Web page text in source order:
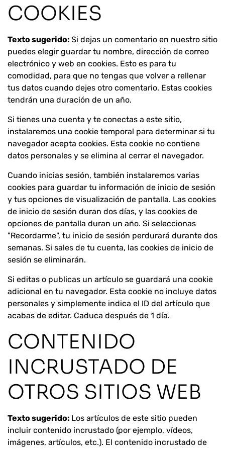
COOKIES
Texto sugerido: Si dejas un comentario en nuestro sitio
puedes elegir guardar tu nombre, dirección de correo
electrónico y web en cookies. Esto es para tu
comodidad, para que no tengas que volver a rellenar
tus datos cuando dejes otro comentario. Estas cookies
tendrán una duración de un año.
Si tienes una cuenta y te conectas a este sitio,
instalaremos una cookie temporal para determinar si tu
navegador acepta cookies. Esta cookie no contiene
datos personales y se elimina al cerrar el navegador.
Cuando inicias sesión, también instalaremos varias
cookies para guardar tu información de inicio de sesión
y tus opciones de visualización de pantalla. Las cookies
de inicio de sesión duran dos días, y las cookies de
opciones de pantalla duran un año. Si seleccionas
"Recordarme", tu inicio de sesión perdurará durante dos
semanas. Si sales de tu cuenta, las cookies de inicio de
sesión se eliminarán.
Si editas o publicas un artículo se guardará una cookie
adicional en tu navegador. Esta cookie no incluye datos
personales y simplemente indica el ID del artículo que
acabas de editar. Caduca después de 1 día.
CONTENIDO
INCRUSTADO DE
OTROS SITIOS WEB
Texto sugerido: Los artículos de este sitio pueden
incluir contenido incrustado (por ejemplo, vídeos,
imágenes, artículos, etc.). El contenido incrustado de